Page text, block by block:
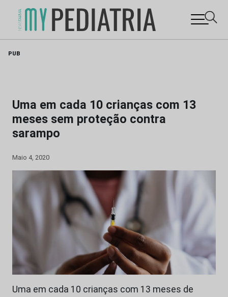
PUB
Uma em cada 10 crianças com 13
meses sem proteção contra
sarampo
Maio 4, 2020
Uma em cada 10 crianças com 13 meses de